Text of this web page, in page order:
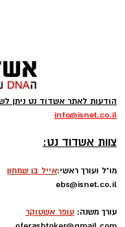
במהלך הביקור
הנוער, מחלקת
הפלילי, תאי
שמעו סיפורי
במהלך אירועי 7 באוקטובר.
הודעות לאתר אשדוד נט ניתן
info@isnet.co.il
צוות אשדוד נט:
מו"ל ועורך ראשי:אייל בן שמחון
ebs@isnet.co.il
עורך משנה: עופר אשטוקר